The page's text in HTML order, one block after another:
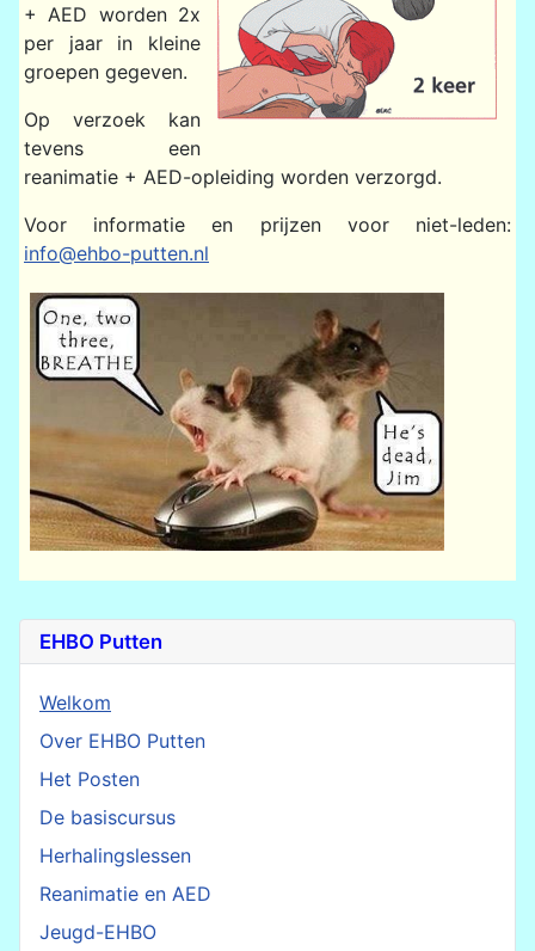
EHBO Putten
Welkom
Over EHBO Putten
Het Posten
De basiscursus
Herhalingslessen
Reanimatie en AED
Jeugd-EHBO
+ AED worden 2x
per jaar in kleine
groepen gegeven.
Op verzoek kan
tevens een
reanimatie + AED-opleiding worden verzorgd.
Voor informatie en prijzen voor niet-leden:
info@ehbo-putten.nl